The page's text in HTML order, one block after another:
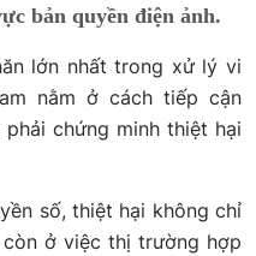
bản quyền điện ảnh.
lớn nhất trong xử lý vi
nằm ở cách tiếp cận
chứng minh thiệt hại
số, thiệt hại không chỉ
ở việc thị trường hợp